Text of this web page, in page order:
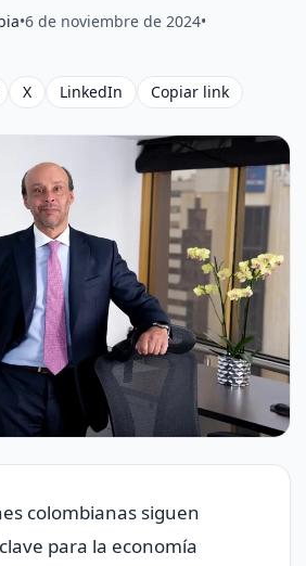
•6 de noviembre de 2024•
X LinkedIn Copiar link
colombianas siguen
para la economía